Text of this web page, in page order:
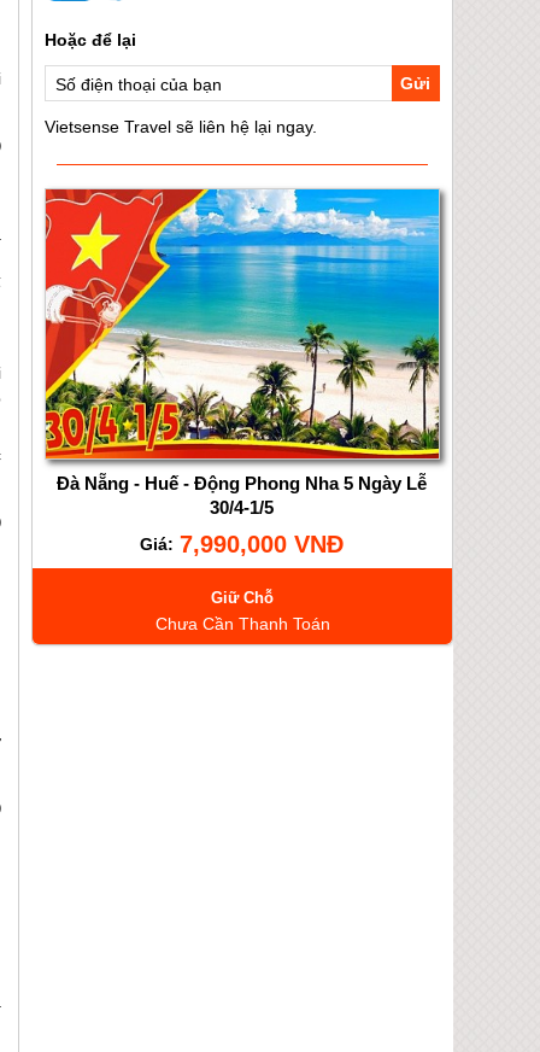
Gửi
Đà Nẵng - Huế - Động Phong Nha 5 Ngày Lễ
30/4-1/5
Giá: 7,990,000 VNĐ
Giữ Chỗ
Chưa Cần Thanh Toán